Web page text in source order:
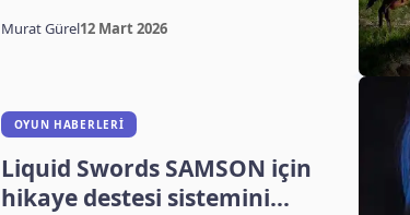
Murat Gürel12 Mart 2026
OYUN HABERLERI
Liquid Swords SAMSON için
hikaye destesi sistemini